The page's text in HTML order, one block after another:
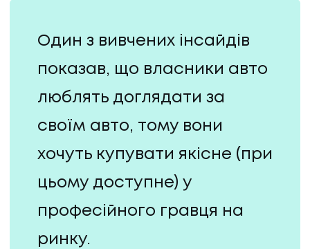
Один з вивчених інсайдів
показав, що власники авто
люблять доглядати за
своїм авто, тому вони
хочуть купувати якісне (при
цьому доступне) у
професійного гравця на
ринку.